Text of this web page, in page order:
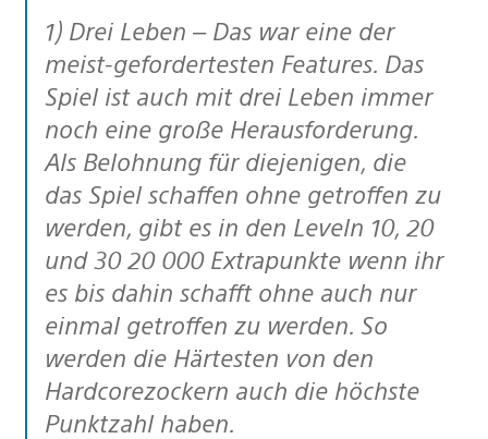
1) Drei Leben – Das war eine der
meist-gefordertesten Features. Das
Spiel ist auch mit drei Leben immer
noch eine große Herausforderung.
Als Belohnung für diejenigen, die
das Spiel schaffen ohne getroffen zu
werden, gibt es in den Leveln 10, 20
und 30 20 000 Extrapunkte wenn ihr
es bis dahin schafft ohne auch nur
einmal getroffen zu werden. So
werden die Härtesten von den
Hardcorezockern auch die höchste
Punktzahl haben.